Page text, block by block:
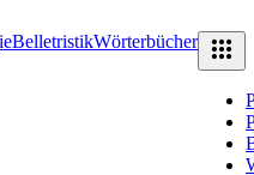
BelletristikWörterbücher